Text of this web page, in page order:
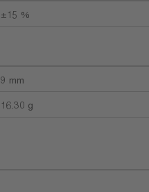
±15 %
9 mm
16.30 g